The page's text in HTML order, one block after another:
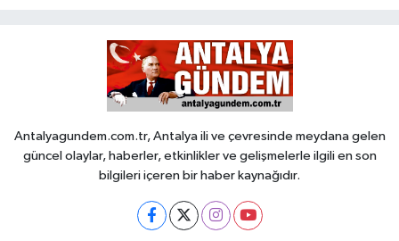
Antalyagundem.com.tr, Antalya ili ve çevresinde meydana gelen
güncel olaylar, haberler, etkinlikler ve gelişmelerle ilgili en son
bilgileri içeren bir haber kaynağıdır.